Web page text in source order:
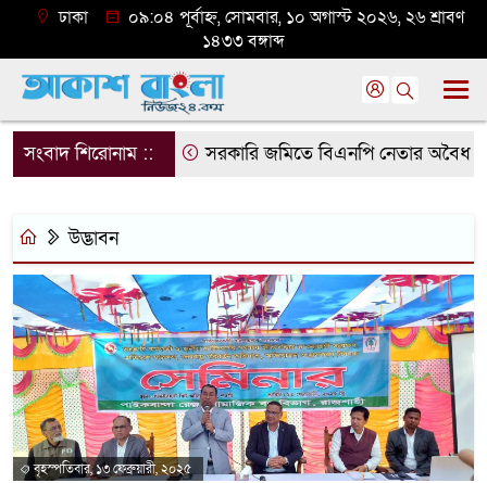
ঢাকা
০৯:০৪ পূর্বাহ্ন, সোমবার, ১০ অগাস্ট ২০২৬, ২৬ শ্রাবণ
১৪৩৩ বঙ্গাব্দ
সংবাদ শিরোনাম :: সরকারি জমিতে বিএনপি নেতার অবৈধ ঘর
উদ্ভাবন
বৃহস্পতিবার, ১৩ ফেব্রুয়ারী, ২০২৫